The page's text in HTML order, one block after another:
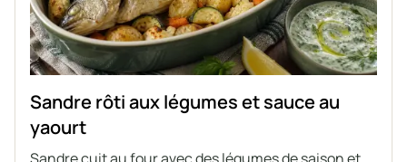
Sandre rôti aux légumes et sauce au
yaourt
Sandre cuit au four avec des légumes de saison et